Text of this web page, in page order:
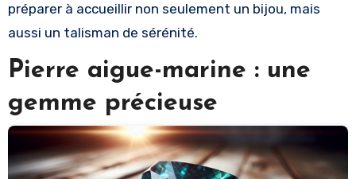
préparer à accueillir non seulement un bijou, mais
aussi un talisman de sérénité.
Pierre aigue-marine : une
gemme précieuse